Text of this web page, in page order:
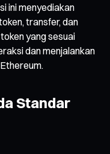
ini menyediakan
transfer, dan
yang sesuai
dan menjalankan
Standar